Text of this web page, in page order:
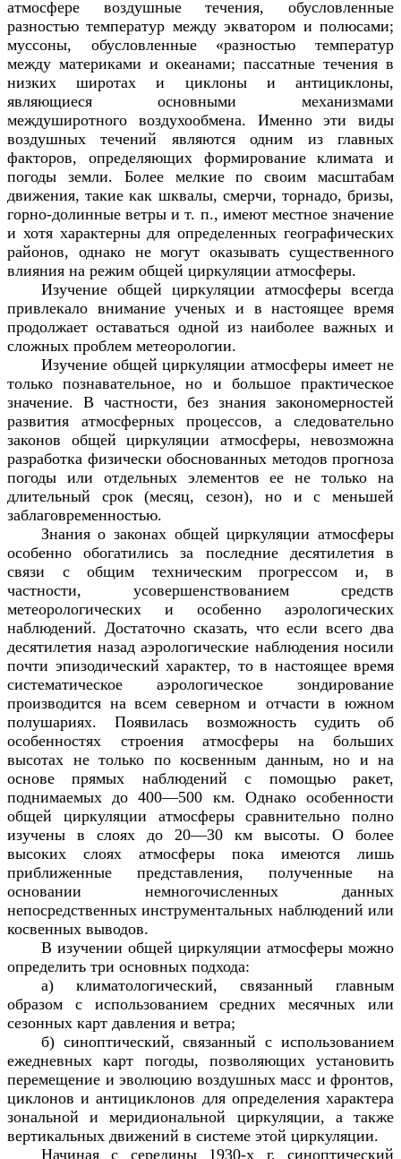
атмосфере воздушные течения, обусловленные
разностью температур между экватором и полюсами;
муссоны, обусловленные «разностью температур
между материками и океанами; пассатные течения в
низких широтах и циклоны и антициклоны,
являющиеся основными механизмами
междуширотного воздухообмена. Именно эти виды
воздушных течений являются одним из главных
факторов, определяющих формирование климата и
погоды земли. Более мелкие по своим масштабам
движения, такие как шквалы, смерчи, торнадо, бризы,
горно-долинные ветры и т. п., имеют местное значение
и хотя характерны для определенных географических
районов, однако не могут оказывать существенного
влияния на режим общей циркуляции атмосферы.
Изучение общей циркуляции атмосферы всегда
привлекало внимание ученых и в настоящее время
продолжает оставаться одной из наиболее важных и
сложных проблем метеорологии.
Изучение общей циркуляции атмосферы имеет не
только познавательное, но и большое практическое
значение. В частности, без знания закономерностей
развития атмосферных процессов, а следовательно
законов общей циркуляции атмосферы, невозможна
разработка физически обоснованных методов прогноза
погоды или отдельных элементов ее не только на
длительный срок (месяц, сезон), но и с меньшей
заблаговременностью.
Знания о законах общей циркуляции атмосферы
особенно обогатились за последние десятилетия в
связи с общим техническим прогрессом и, в
частности, усовершенствованием средств
метеорологических и особенно аэрологических
наблюдений. Достаточно сказать, что если всего два
десятилетия назад аэрологические наблюдения носили
почти эпизодический характер, то в настоящее время
систематическое аэрологическое зондирование
производится на всем северном и отчасти в южном
полушариях. Появилась возможность судить об
особенностях строения атмосферы на больших
высотах не только по косвенным данным, но и на
основе прямых наблюдений с помощью ракет,
поднимаемых до 400—500 км. Однако особенности
общей циркуляции атмосферы сравнительно полно
изучены в слоях до 20—30 км высоты. О более
высоких слоях атмосферы пока имеются лишь
приближенные представления, полученные на
основании немногочисленных данных
непосредственных инструментальных наблюдений или
косвенных выводов.
В изучении общей циркуляции атмосферы можно
определить три основных подхода:
а) климатологический, связанный главным
образом с использованием средних месячных или
сезонных карт давления и ветра;
б) синоптический, связанный с использованием
ежедневных карт погоды, позволяющих установить
перемещение и эволюцию воздушных масс и фронтов,
циклонов и антициклонов для определения характера
зональной и меридиональной циркуляции, а также
вертикальных движений в системе этой циркуляции.
Начиная с середины 1930-х г. синоптический